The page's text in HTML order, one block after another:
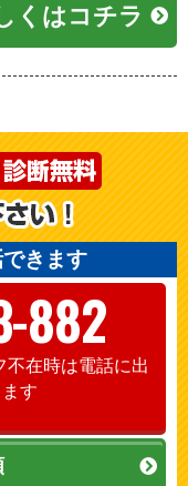
くはコチラ
きます
882
在時は電話に出
す